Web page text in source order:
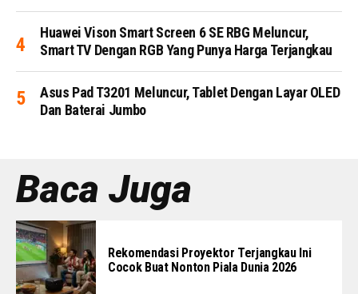
Huawei Vison Smart Screen 6 SE RBG Meluncur,
Smart TV Dengan RGB Yang Punya Harga Terjangkau
Asus Pad T3201 Meluncur, Tablet Dengan Layar OLED
Dan Baterai Jumbo
Baca Juga
Rekomendasi Proyektor Terjangkau Ini
Cocok Buat Nonton Piala Dunia 2026